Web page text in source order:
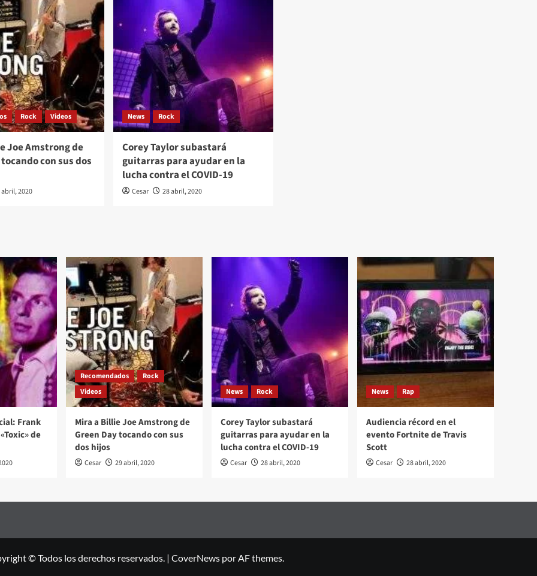
Rock Videos
Joe Amstrong de
con sus dos
abril, 2020
News Rock
Corey Taylor subastará
guitarras para ayudar en la
lucha contra el COVID-19
Cesar 28 abril, 2020
Frank
de
Recomendados
Rock
Videos
Mira a Billie Joe Amstrong de
Green Day tocando con sus
dos hijos
Cesar 29 abril, 2020
News Rock
Corey Taylor subastará
guitarras para ayudar en la
lucha contra el COVID-19
Cesar 28 abril, 2020
News Rap
Audiencia récord en el
evento Fortnite de Travis
Scott
Cesar 28 abril, 2020
© Todos los derechos reservados. | CoverNews por AF themes.